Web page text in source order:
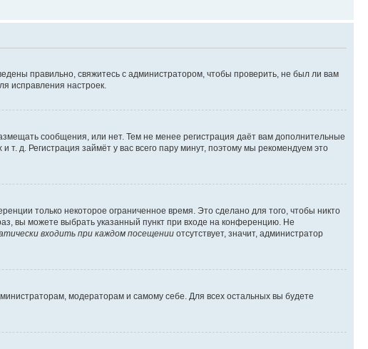
правильно, свяжитесь с администратором, чтобы проверить, не был ли вам
исправления настроек.
сообщения, или нет. Тем не менее регистрация даёт вам дополнительные
д. Регистрация займёт у вас всего пару минут, поэтому мы рекомендуем это
только некоторое ограниченное время. Это сделано для того, чтобы никто
вы можете выбрать указанный пункт при входе на конференцию. Не
входить при каждом посещении отсутствует, значит, администратор
модераторам и самому себе. Для всех остальных вы будете